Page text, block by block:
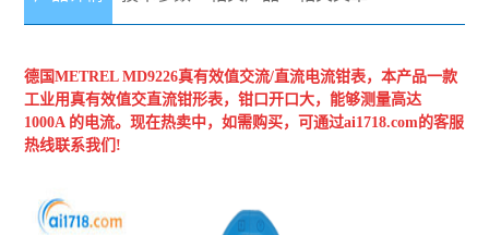
德国METREL MD9226真有效值交流/直流电流钳表，本产品一款
工业用真有效值交直流钳形表，钳口开口大，能够测量高达
1000A 的电流。现在热卖中，如需购买，可通过ai1718.com的客服
热线联系我们!